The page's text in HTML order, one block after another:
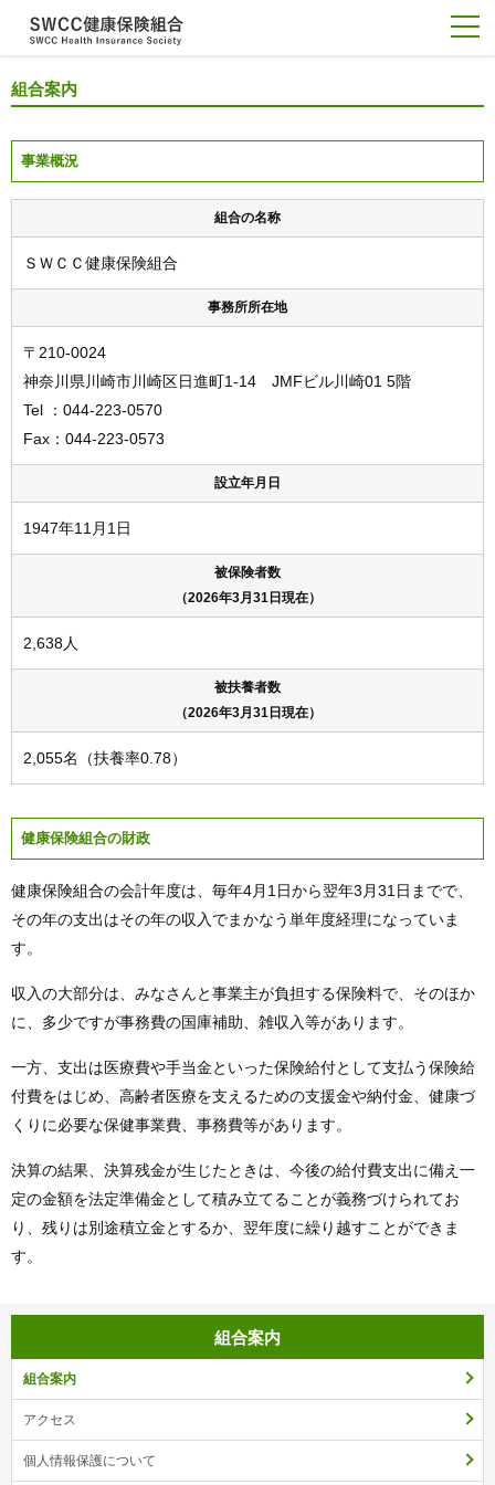
組合案内
事業概況
組合の名称
ＳＷＣＣ健康保険組合
事務所所在地
〒210-0024
神奈川県川崎市川崎区日進町1-14 JMFビル川崎01 5階
Tel ：044-223-0570
Fax：044-223-0573
設立年月日
1947年11月1日
被保険者数
（2026年3月31日現在）
2,638人
被扶養者数
（2026年3月31日現在）
2,055名（扶養率0.78）
健康保険組合の財政
健康保険組合の会計年度は、毎年4月1日から翌年3月31日までで、
その年の支出はその年の収入でまかなう単年度経理になっていま
す。
収入の大部分は、みなさんと事業主が負担する保険料で、そのほか
に、多少ですが事務費の国庫補助、雑収入等があります。
一方、支出は医療費や手当金といった保険給付として支払う保険給
付費をはじめ、高齢者医療を支えるための支援金や納付金、健康づ
くりに必要な保健事業費、事務費等があります。
決算の結果、決算残金が生じたときは、今後の給付費支出に備え一
定の金額を法定準備金として積み立てることが義務づけられてお
り、残りは別途積立金とするか、翌年度に繰り越すことができま
す。
組合案内
組合案内
アクセス
個人情報保護について